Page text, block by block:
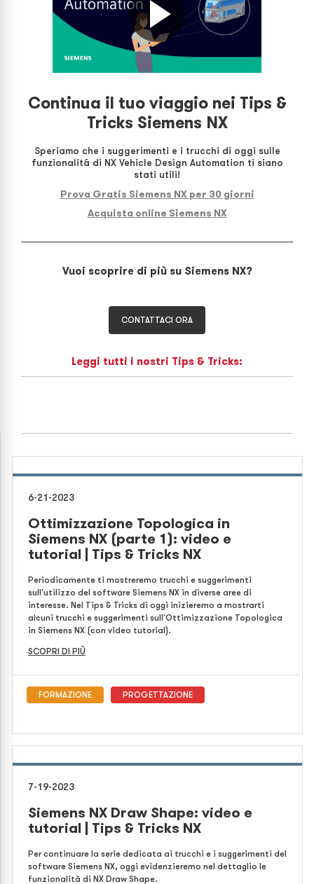
Continua il tuo viaggio nei Tips &
Tricks Siemens NX
Speriamo che i suggerimenti e i trucchi di oggi sulle
funzionalitá di NX Vehicle Design Automation ti siano
stati utili!
Prova Gratis Siemens NX per 30 giorni
Acquista online Siemens NX
Vuoi scoprire di più su Siemens NX?
CONTATTACI ORA
Leggi tutti i nostri Tips & Tricks:
6-21-2023
Ottimizzazione Topologica in
Siemens NX (parte 1): video e
tutorial | Tips & Tricks NX
Periodicamente ti mostreremo trucchi e suggerimenti
sull'utilizzo del software Siemens NX in diverse aree di
interesse. Nel Tips & Tricks di oggi inizieremo a mostrarti
alcuni trucchi e suggerimenti sull'Ottimizzazione Topologica
in Siemens NX (con video tutorial).
SCOPRI DI PIÙ
FORMAZIONE PROGETTAZIONE
7-19-2023
Siemens NX Draw Shape: video e
tutorial | Tips & Tricks NX
Per continuare la serie dedicata ai trucchi e i suggerimenti del
software Siemens NX, oggi evidenzieremo nel dettaglio le
funzionalità di NX Draw Shape.